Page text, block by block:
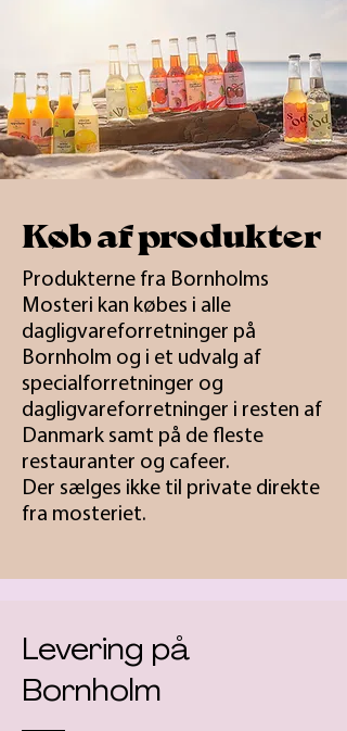
Køb af produkter
Produkterne fra Bornholms
Mosteri kan købes i alle
dagligvareforretninger på
Bornholm og i et udvalg af
specialforretninger og
dagligvareforretninger i resten af
Danmark samt på de fleste
restauranter og cafeer.
Der sælges ikke til private direkte
fra mosteriet.
Levering på
Bornholm